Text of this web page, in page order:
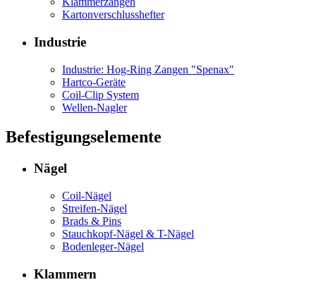
Kartonverschlusshefter
Industrie
Industrie: Hog-Ring Zangen "Spenax"
Hartco-Geräte
Coil-Clip System
Wellen-Nagler
Befestigungselemente
Nägel
Coil-Nägel
Streifen-Nägel
Brads & Pins
Stauchkopf-Nägel & T-Nägel
Bodenleger-Nägel
Klammern